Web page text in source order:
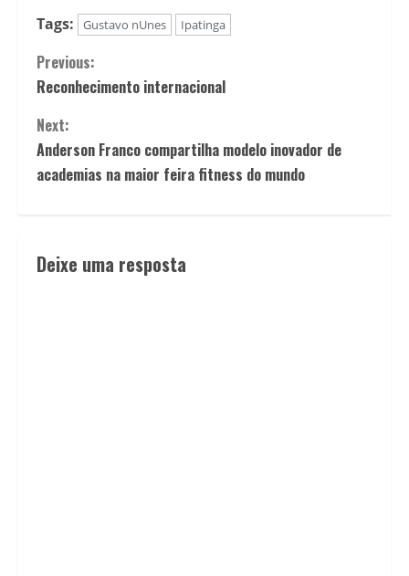
Tags: Gustavo nUnes Ipatinga
Continue
Reading
Previous:
Reconhecimento internacional
Next:
Anderson Franco compartilha modelo inovador de
academias na maior feira fitness do mundo
Deixe uma resposta